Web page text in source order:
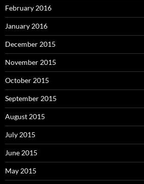
February 2016
January 2016
December 2015
November 2015
October 2015
September 2015
August 2015
July 2015
June 2015
May 2015